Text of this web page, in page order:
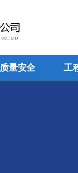
质量安全 工